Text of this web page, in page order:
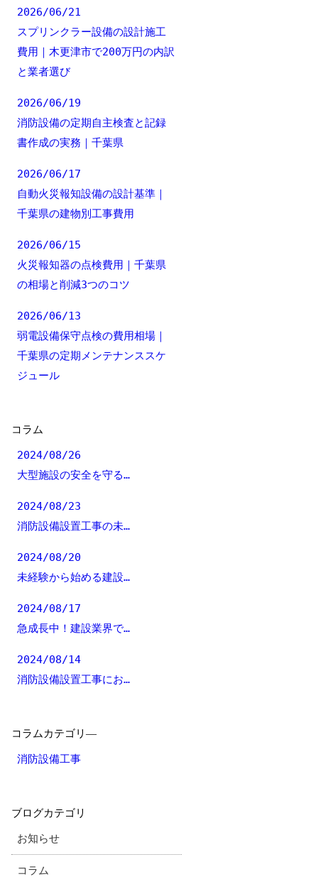
2026/06/21
スプリンクラー設備の設計施工
費用｜木更津市で200万円の内訳
と業者選び
2026/06/19
消防設備の定期自主検査と記録
書作成の実務｜千葉県
2026/06/17
自動火災報知設備の設計基準｜
千葉県の建物別工事費用
2026/06/15
火災報知器の点検費用｜千葉県
の相場と削減3つのコツ
2026/06/13
弱電設備保守点検の費用相場｜
千葉県の定期メンテナンススケ
ジュール
コラム
2024/08/26
大型施設の安全を守る…
2024/08/23
消防設備設置工事の未…
2024/08/20
未経験から始める建設…
2024/08/17
急成長中！建設業界で…
2024/08/14
消防設備設置工事にお…
コラムカテゴリ―
消防設備工事
ブログカテゴリ
お知らせ
コラム